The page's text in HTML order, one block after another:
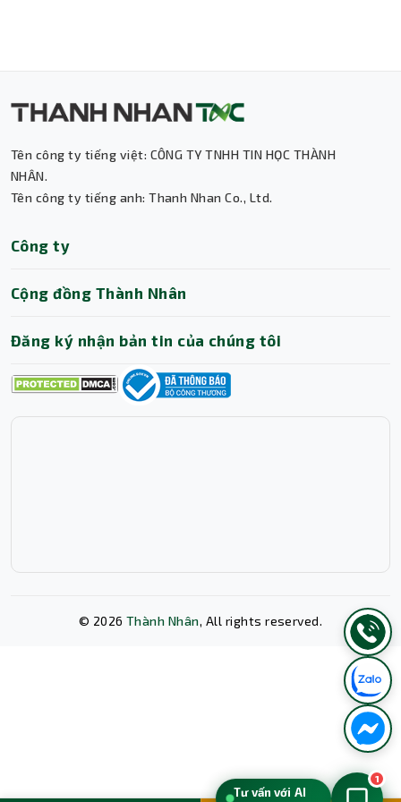
Tên công ty tiếng việt: CÔNG TY TNHH TIN HỌC THÀNH
NHÂN.
Tên công ty tiếng anh: Thanh Nhan Co., Ltd.
Công ty
Cộng đồng Thành Nhân
Đăng ký nhận bản tin của chúng tôi
© 2026 Thành Nhân, All rights reserved.
Tư vấn với AI
1